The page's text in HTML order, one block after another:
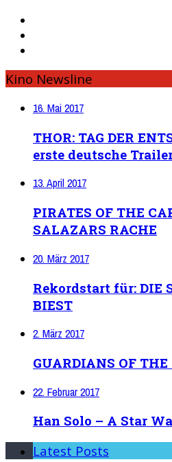
Kino Newsline
16. Mai 2017
THOR: TAG DER
erste deutsche
13. April 2017
PIRATES OF THE
SALAZARS RACHE
20. März 2017
Rekordstart für: DIE
BIEST
2. März 2017
GUARDIANS OF
22. Februar 2017
Han Solo – A Star
Latest Posts